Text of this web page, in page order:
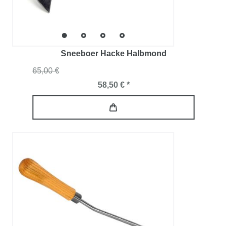
Sneeboer Hacke Halbmond
65,00 €
58,50 € *